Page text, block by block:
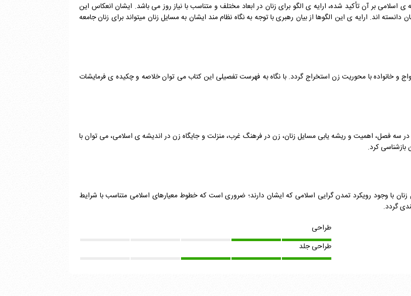
اسلامی بر آن تأکید شده، ارایه ی الگو برای زنان در ابعاد مختلف و متناسب با نیاز روز می باشد. ایشان انعکاس این
دانسته اند. ارایه ی این الگوها از بیان رهبری با توجه به نگاه نظام مند ایشان به مسایل زنان میتواند برای زنان جامعه
و خانواده با محوریت زن استخراج گردد. با نگاه به فهرست تفصیلی این کتاب می توان خلاصه و چکیده ی فرمایشات
در سه فصل، اهمیت و ریشه یابی مسایل زنان، زن در فرهنگ غرب، منزلت و جایگاه زن در اندیشه ی اسلامی، می توان با
بازشناسی کرد.
با وجود رویکرد تمدن گرایی اسلامی که ایشان دارند؛ ضروری است که خطوط معیارهای اسلامی متناسب با شرایط
گردد.
طراحی
طراحی جلد